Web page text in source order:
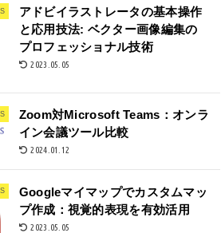
アドビイラストレータの基本操作
と応用技法: ベクター画像編集の
プロフェッショナル技術
2023.05.05
Zoom対Microsoft Teams：オンラ
イン会議ツール比較
2024.01.12
Googleマイマップでカスタムマッ
プ作成：視覚的表現を有効活用
2023.05.05